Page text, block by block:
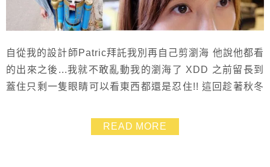
自從我的設計師Patric拜託我別再自己剪瀏海 他說他都看
的出來之後...我就不敢亂動我的瀏海了 XDD 之前留長到
蓋住只剩一隻眼睛可以看東西都還是忍住!! 這回趁著秋冬
度的女孩look瀏海有點微蓬鬆感~~超喜歡! 那天表弟結婚.
風吹了一整天.到晚上也是撥一撥就整齊 很好整理
READ MORE